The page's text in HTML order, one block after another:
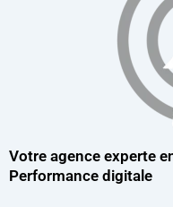
Votre agence experte
Performance digitale